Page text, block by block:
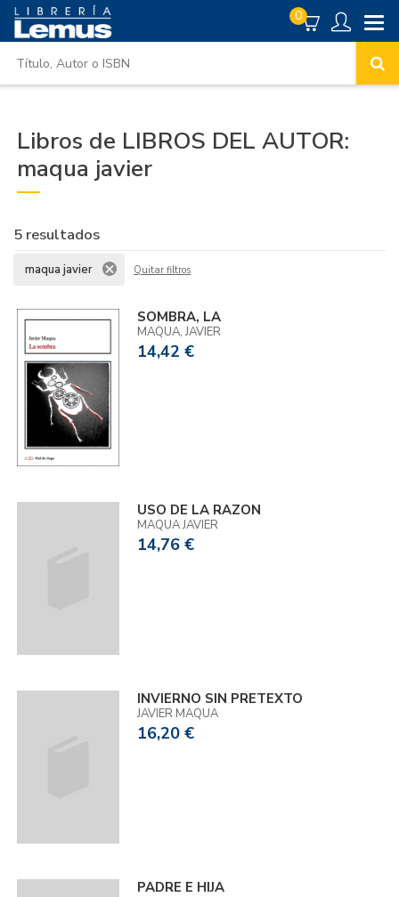
0
Libros de LIBROS DEL AUTOR:
maqua javier
5 resultados
maqua javier Quitar filtros
SOMBRA, LA
MAQUA, JAVIER
14,42 €
USO DE LA RAZON
MAQUA JAVIER
14,76 €
INVIERNO SIN PRETEXTO
JAVIER MAQUA
16,20 €
PADRE E HIJA